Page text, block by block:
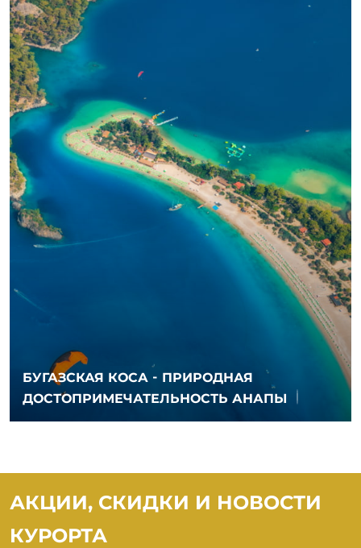
БУГАЗСКАЯ КОСА - ПРИРОДНАЯ
ДОСТОПРИМЕЧАТЕЛЬНОСТЬ АНАПЫ
АКЦИИ, СКИДКИ И НОВОСТИ
КУРОРТА